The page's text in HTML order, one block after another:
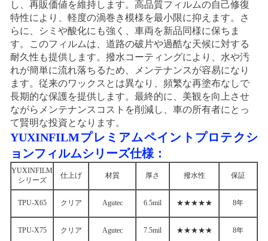
し、再販価値を維持します。高品質フィルムの自己修復
特性により、軽度の渦巻き模様を最小限に抑えます。さ
らに、シミや酸化にも強く、車両を新品同様に保ちま
す。このフィルムは、道路の破片や過酷な天候に対する
耐久性も提供します。撥水コーティングにより、水や汚
れが簡単に流れ落ちるため、メンテナンスが容易になり
ます。従来のワックスとは異なり、頻繁な再塗布なしで
長期的な保護を提供します。最終的に、美観を向上させ
ながらメンテナンスコストを削減し、車の所有者にとっ
て賢明な投資となります。
YUXINFILMプレミアムペイントプロテクシ
ョンフィルムシリーズ仕様：
YUXINFILM
シリーズ
仕上げ 材質 厚さ 撥水性 保証
TPU-X65 クリア Agutec 6.5mil ★★★★★ 8年
TPU-X75 クリア Agutec 7.5mil ★★★★★ 8年